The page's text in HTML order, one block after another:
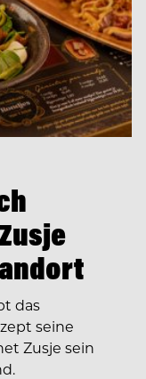
das
seine
Zusje sein